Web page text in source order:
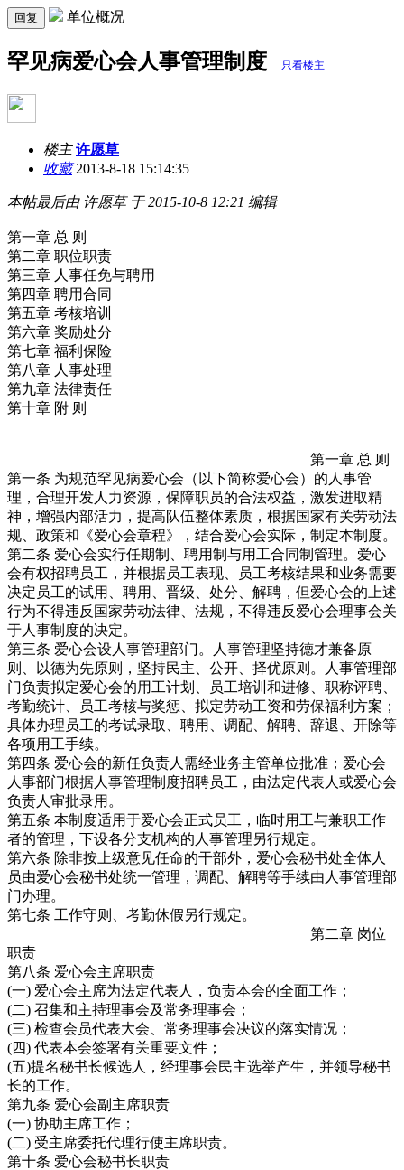
回复 单位概况
罕见病爱心会人事管理制度 只看楼主
楼主 许愿草
收藏2013-8-18 15:14:35
本帖最后由 许愿草 于 2015-10-8 12:21 编辑
第一章 总 则
第二章 职位职责
第三章 人事任免与聘用
第四章 聘用合同
第五章 考核培训
第六章 奖励处分
第七章 福利保险
第八章 人事处理
第九章 法律责任
第十章 附 则
第一章 总 则
第一条 为规范罕见病爱心会（以下简称爱心会）的人事管
理，合理开发人力资源，保障职员的合法权益，激发进取精
神，增强内部活力，提高队伍整体素质，根据国家有关劳动法
规、政策和《爱心会章程》，结合爱心会实际，制定本制度。
第二条 爱心会实行任期制、聘用制与用工合同制管理。爱心
会有权招聘员工，并根据员工表现、员工考核结果和业务需要
决定员工的试用、聘用、晋级、处分、解聘，但爱心会的上述
行为不得违反国家劳动法律、法规，不得违反爱心会理事会关
于人事制度的决定。
第三条 爱心会设人事管理部门。人事管理坚持德才兼备原
则、以德为先原则，坚持民主、公开、择优原则。人事管理部
门负责拟定爱心会的用工计划、员工培训和进修、职称评聘、
考勤统计、员工考核与奖惩、拟定劳动工资和劳保福利方案；
具体办理员工的考试录取、聘用、调配、解聘、辞退、开除等
各项用工手续。
第四条 爱心会的新任负责人需经业务主管单位批准；爱心会
人事部门根据人事管理制度招聘员工，由法定代表人或爱心会
负责人审批录用。
第五条 本制度适用于爱心会正式员工，临时用工与兼职工作
者的管理，下设各分支机构的人事管理另行规定。
第六条 除非按上级意见任命的干部外，爱心会秘书处全体人
员由爱心会秘书处统一管理，调配、解聘等手续由人事管理部
门办理。
第七条 工作守则、考勤休假另行规定。
第二章 岗位
职责
第八条 爱心会主席职责
(一) 爱心会主席为法定代表人，负责本会的全面工作；
(二) 召集和主持理事会及常务理事会；
(三) 检查会员代表大会、常务理事会决议的落实情况；
(四) 代表本会签署有关重要文件；
(五)提名秘书长候选人，经理事会民主选举产生，并领导秘书
长的工作。
第九条 爱心会副主席职责
(一) 协助主席工作；
(二) 受主席委托代理行使主席职责。
第十条 爱心会秘书长职责